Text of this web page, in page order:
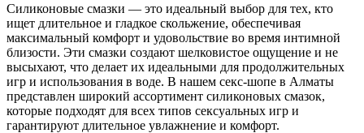
Силиконовые смазки — это идеальный выбор для тех, кто
ищет длительное и гладкое скольжение, обеспечивая
максимальный комфорт и удовольствие во время интимной
близости. Эти смазки создают шелковистое ощущение и не
высыхают, что делает их идеальными для продолжительных
игр и использования в воде. В нашем секс-шопе в Алматы
представлен широкий ассортимент силиконовых смазок,
которые подходят для всех типов сексуальных игр и
гарантируют длительное увлажнение и комфорт.